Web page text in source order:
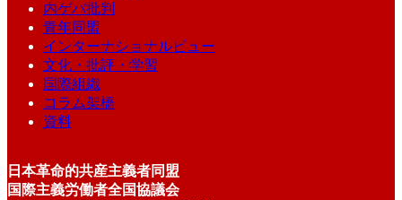
内ゲバ批判
青年同盟
インターナショナルビュー
文化・批評・学習
国際組織
コラム架橋
資料
日本革命的共産主義者同盟
国際主義労働者全国協議会